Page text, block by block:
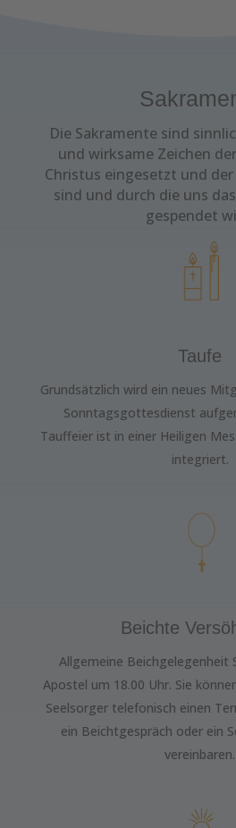
Die Sakramente sind
und wirksame Zeichen
Christus eingesetzt und
sind und durch die uns
gespendet
Taufe
Grundsätzlich wird ein neues
Sonntagsgottesdienst
Tauffeier ist in einer Heiligen
integriert.
Beichte
Allgemeine Beichgelegenheit
Apostel um 18.00 Uhr. Sie
Seelsorger telefonisch einen
ein Beichtgespräch oder ein
vereinbaren.